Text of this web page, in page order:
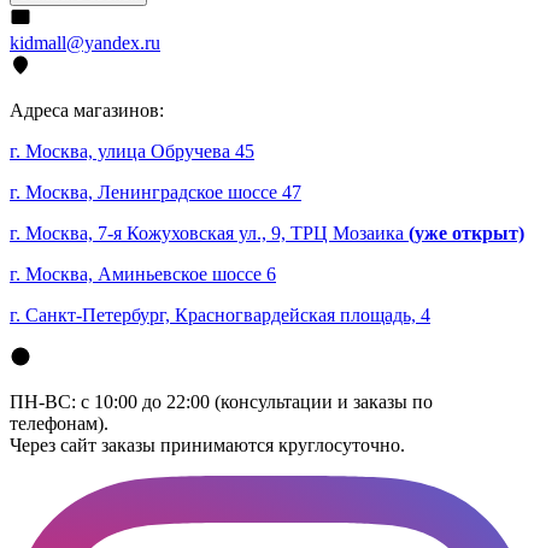
kidmall@yandex.ru
Адреса магазинов:
г. Москва, улица Обручева 45
г. Москва, Ленинградское шоссе 47
г. Москва, 7-я Кожуховская ул., 9, ТРЦ Мозаика (уже открыт)
г. Москва, Аминьевское шоссе 6
г. Санкт-Петербург, Красногвардейская площадь, 4
ПН-ВС: с 10:00 до 22:00 (консультации и заказы по
телефонам).
Через сайт заказы принимаются круглосуточно.